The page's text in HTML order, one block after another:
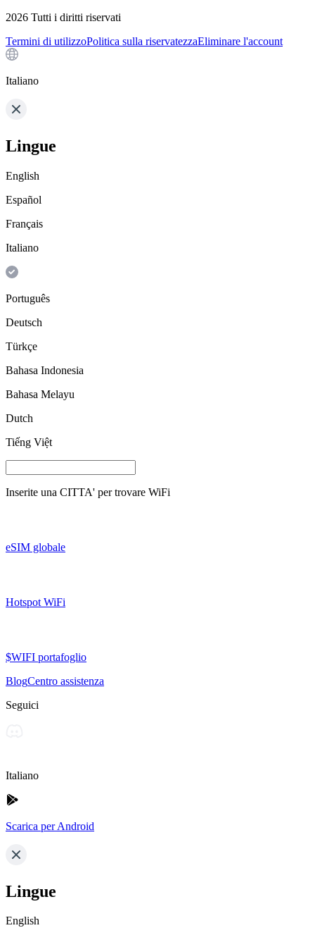
2026 Tutti i diritti riservati
Termini di utilizzoPolitica sulla riservatezzaEliminare l'account
Italiano
Lingue
English
Español
Français
Italiano
Português
Deutsch
Türkçe
Bahasa Indonesia
Bahasa Melayu
Dutch
Tiếng Việt
Inserite una CITTA' per trovare WiFi
eSIM globale
Hotspot WiFi
$WIFI portafoglio
BlogCentro assistenza
Seguici
Italiano
Scarica per Android
Lingue
English